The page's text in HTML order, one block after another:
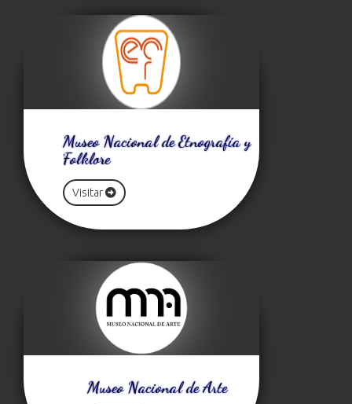
Museo Nacional de Etnografía y
Folklore
Visitar
Museo Nacional de Arte